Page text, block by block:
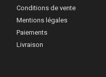
Conditions de vente
Mentions légales
Paiements
Livraison